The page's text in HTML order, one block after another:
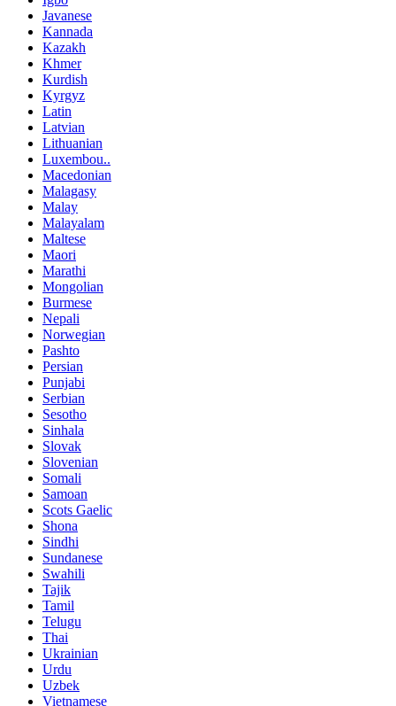
Javanese
Kannada
Kazakh
Khmer
Kurdish
Kyrgyz
Latin
Latvian
Lithuanian
Luxembou..
Macedonian
Malagasy
Malay
Malayalam
Maltese
Maori
Marathi
Mongolian
Burmese
Nepali
Norwegian
Pashto
Persian
Punjabi
Serbian
Sesotho
Sinhala
Slovak
Slovenian
Somali
Samoan
Scots Gaelic
Shona
Sindhi
Sundanese
Swahili
Tajik
Tamil
Telugu
Thai
Ukrainian
Urdu
Uzbek
Vietnamese